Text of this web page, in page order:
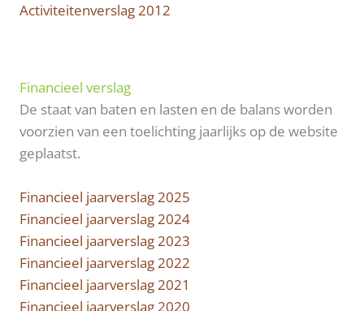
Activiteitenverslag 2012
Financieel verslag
De staat van baten en lasten en de balans worden
voorzien van een toelichting jaarlijks op de website
geplaatst.
Financieel jaarverslag 2025
Financieel jaarverslag 2024
Financieel jaarverslag 2023
Financieel jaarverslag 2022
Financieel jaarverslag 2021
Financieel jaarverslag 2020